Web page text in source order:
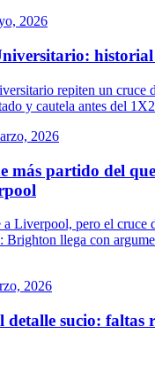
2026
repiten un cruce
y cautela antes del
2026
más partido del
Liverpool, pero el cruce
Brighton llega con
2026
sucio: faltas